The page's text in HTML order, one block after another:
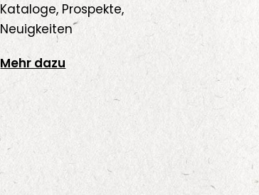
Kataloge, Prospekte,
Neuigkeiten
Mehr dazu